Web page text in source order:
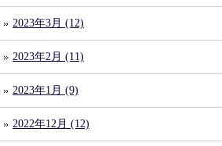
2023年3月 (12)
2023年2月 (11)
2023年1月 (9)
2022年12月 (12)